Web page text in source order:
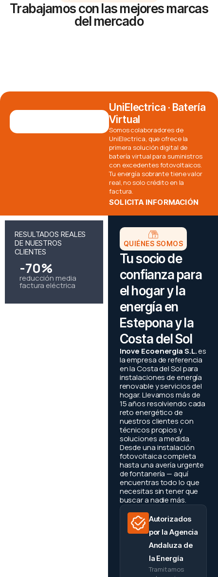
Trabajamos con las mejores marcas
del mercado
UniElectrica · Batería
Virtual
Somos colaboradores de
UniElectrica, que ofrece la
primera solución digital de
batería virtual para suministros
con excedentes fotovoltaicos.
Tu energía sobrante tiene valor
real, no solo crédito en la
factura.
SOLICITA INFORMACIÓN
RESULTADOS REALES
DE NUESTROS
CLIENTES
-70%
reducción media
factura eléctrica
QUIÉNES SOMOS
Tu socio de
confianza para
el hogar y la
energía en
Estepona y la
Costa del Sol
Inove Ecoenergia S.L.es
la empresa de referencia
en la Costa del Sol para
instalaciones de energía
renovable y servicios del
hogar. Llevamos más de
15 años resolviendo cada
reto energético de
nuestros clientes con
técnicos propios y
soluciones a medida.
Desde una instalación
fotovoltaica completa
hasta una avería urgente
de fontanería — aquí
encuentras todo lo que
necesitas sin tener que
buscar a nadie más.
Autorizados
por la Agencia
Andaluza de
la Energía
Tramitamos